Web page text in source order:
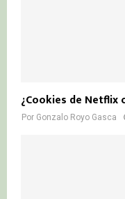
¿Cookies de Netflix
Por Gonzalo Royo Gasca